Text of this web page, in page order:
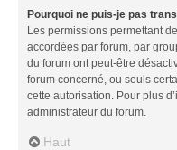
Pourquoi ne puis-je pas
Les permissions permettant
accordées par forum, par
du forum ont peut-être
forum concerné, ou seuls
cette autorisation. Pour plus
administrateur du forum.
Haut